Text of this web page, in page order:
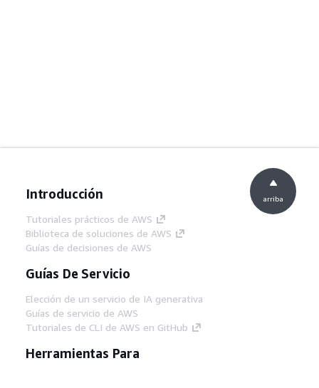
Introducción
Tutoriales prácticos de AWS
Biblioteca de soluciones de AWS
Guías de decisiones de AWS
Guías De Servicio
Elección de un servicio de IA generativa
Guías de servicio de AWS
Tutoriales de CLI de AWS en GitHub
Herramientas Para
arriba